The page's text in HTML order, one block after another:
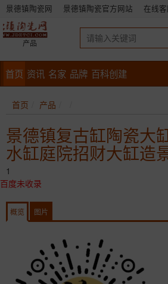
景德镇陶瓷网 景德镇陶瓷官方网站 在线
产品
首页 资讯 名家 品牌 百科创建
首页 产品
景德镇复古缸陶瓷大
水缸庭院招财大缸造
1
百度未收录
概览 图片